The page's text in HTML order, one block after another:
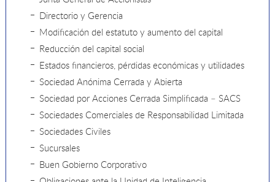
Directorio y Gerencia
Modificación del estatuto y aumento del capital
Reducción del capital social
Estados financieros, pérdidas económicas y utilidades
Sociedad Anónima Cerrada y Abierta
Sociedad por Acciones Cerrada Simplificada – SACS
Sociedades Comerciales de Responsabilidad Limitada
Sociedades Civiles
Sucursales
Buen Gobierno Corporativo